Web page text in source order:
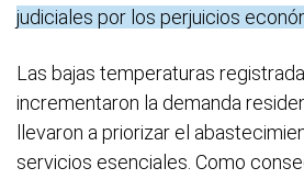
judiciales por los perjuicios
Las bajas temperaturas
incrementaron la demanda
llevaron a priorizar el
servicios esenciales. Como